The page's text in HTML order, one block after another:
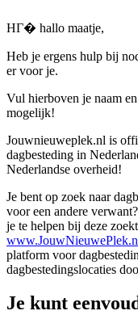
HГ� hallo maatje,
Heb je ergens hulp bij
er voor je.
Vul hierboven je naam
mogelijk!
Jouwnieuweplek.nl is
dagbesteding in
Nederlandse overheid!
Je bent op zoek naar
voor een andere
je te helpen bij deze
platform voor
dagbestedingslocaties
Je kunt